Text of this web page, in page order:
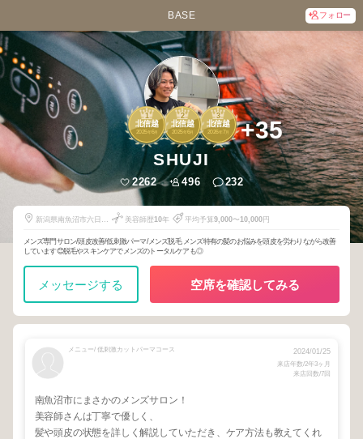
BASE フォロー
1
北信越
2025年 6月
2
北信越
2025年 6月
3
北信越
2026年 7月 +35
SHUJI
2262 496 232
新潟県南魚沼市六日町
美容師歴10年 平均予算9,000〜10,000円
メンズ専門サロン/頭皮改善/低刺激パーマ/メンズ脱毛 メンズ特有の髪のお悩みを頭皮を労わりながら改善
しています😊脱毛やスキンケアでメンズのトータルケアも◎
メッセージする 空席を確認してみる
メニュー/ 低刺激カットパーマコース 2024/01/25
来店年数/2年3ヶ月
来店回数/7回
南魚沼市にまさかのメンズサロン！
美容師さんは丁寧で優しく、
髪や頭皮の状態を詳しく解説していただき、ケア方法も教えてくれ